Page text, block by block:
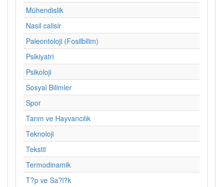
Mühendislik
Nasil calisir
Paleontoloji (Fosilbilim)
Psikiyatri
Psikoloji
Sosyal Bilimler
Spor
Tarım ve Hayvancılık
Teknoloji
Tekstil
Termodinamik
T?p ve Sa?l?k